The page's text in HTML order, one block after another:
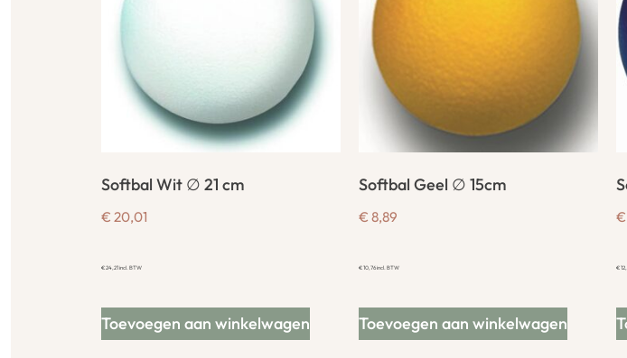
Softbal Wit ∅ 21 cm
€ 20,01
€24,21incl. BTW
Toevoegen aan winkelwagen
Softbal Geel ∅ 15cm
€ 8,89
€10,76incl. BTW
Toevoegen aan winkelwagen
€
€